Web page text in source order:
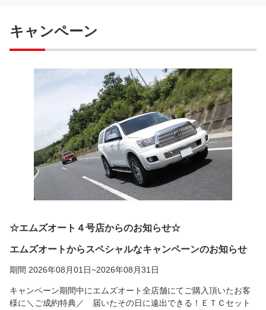
キャンペーン
☆エムズオート４号店からのお知らせ☆
エムズオートからスペシャルなキャンペーンのお知らせ
期間 2026年08月01日~2026年08月31日
キャンペーン期間中にエムズオート全店舗にてご購入頂いたお客
様に＼ご成約特典／ 届いたその日に遠出できる！ＥＴＣセット